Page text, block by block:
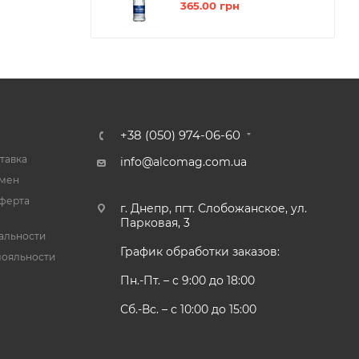
365.00 грн
+38 (050) 974-06-60
info@alcomag.com.ua
г. Днепр, пгт. Слобожанское, ул.
Парковая, 3
График обработки заказов:
Пн.-Пт. – с 9:00 до 18:00
Сб.-Вс. – с 10:00 до 15:00